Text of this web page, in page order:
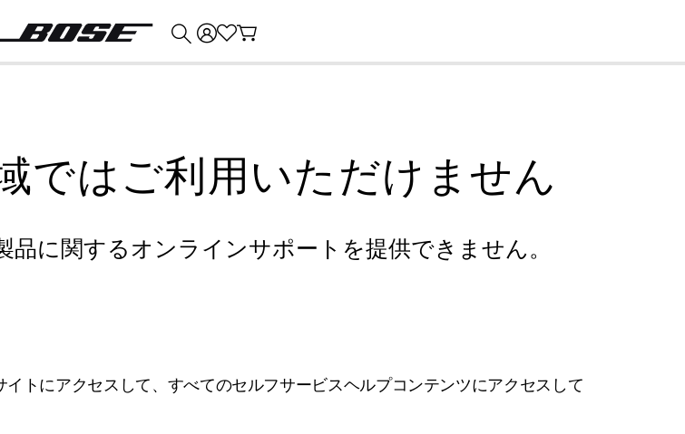
ではご利用いただけません
に関するオンラインサポートを提供できません。
トにアクセスして、すべてのセルフサービスヘルプコンテンツにアクセスして